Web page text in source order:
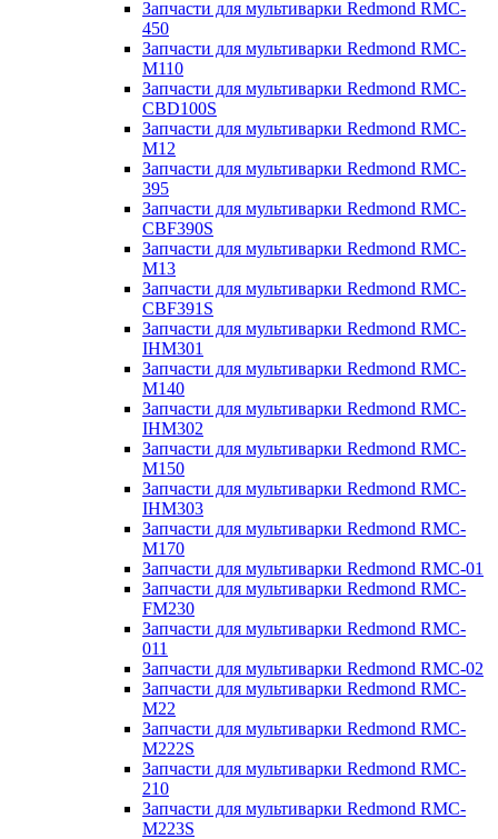
Запчасти для мультиварки Redmond RMC-
450
Запчасти для мультиварки Redmond RMC-
M110
Запчасти для мультиварки Redmond RMC-
CBD100S
Запчасти для мультиварки Redmond RMC-
M12
Запчасти для мультиварки Redmond RMC-
395
Запчасти для мультиварки Redmond RMC-
CBF390S
Запчасти для мультиварки Redmond RMC-
M13
Запчасти для мультиварки Redmond RMC-
CBF391S
Запчасти для мультиварки Redmond RMC-
IHM301
Запчасти для мультиварки Redmond RMC-
M140
Запчасти для мультиварки Redmond RMC-
IHM302
Запчасти для мультиварки Redmond RMC-
M150
Запчасти для мультиварки Redmond RMC-
IHM303
Запчасти для мультиварки Redmond RMC-
M170
Запчасти для мультиварки Redmond RMC-01
Запчасти для мультиварки Redmond RMC-
FM230
Запчасти для мультиварки Redmond RMC-
011
Запчасти для мультиварки Redmond RMC-02
Запчасти для мультиварки Redmond RMC-
M22
Запчасти для мультиварки Redmond RMC-
M222S
Запчасти для мультиварки Redmond RMC-
210
Запчасти для мультиварки Redmond RMC-
M223S